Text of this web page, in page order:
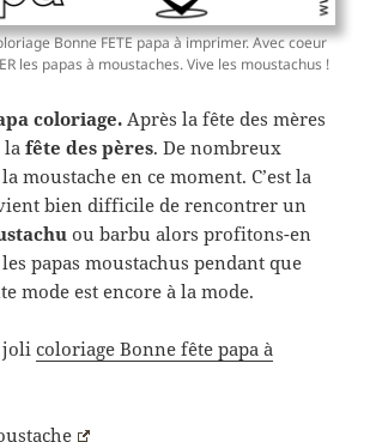
Bonne FETE papa à imprimer. Avec coeur
les papas à moustaches. Vive les moustachus !
coloriage. Après la fête des mères
lafête des pères. De nombreux
moustache en ce moment. C’est la
bien difficile de rencontrer un
ou barbu alors profitons-en
papas moustachus pendant que
mode est encore à la mode.
jolicoloriage Bonne fête papa à